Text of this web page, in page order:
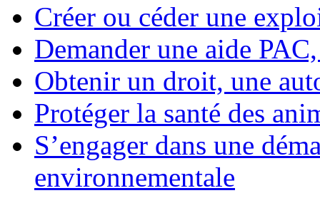
Créer ou céder une
Demander une aide
Obtenir un droit, une
Protéger la santé des
S’engager dans une
environnementale